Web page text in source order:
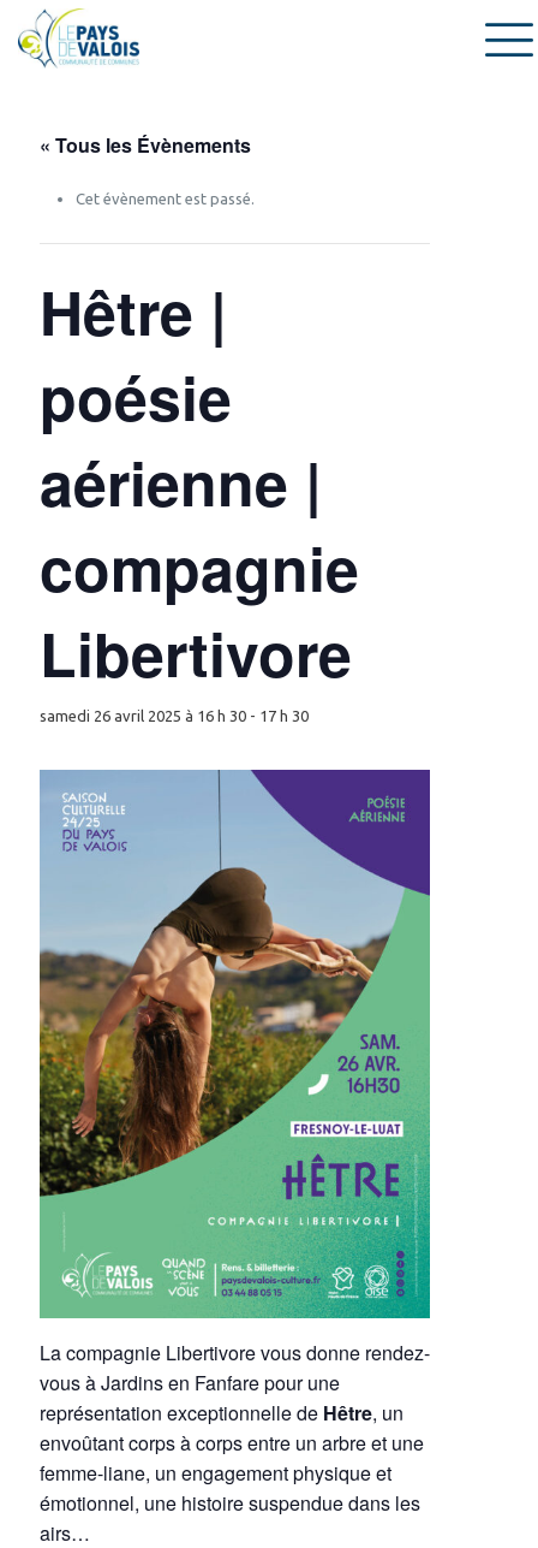
« Tous les Évènements
Cet évènement est passé.
Hêtre |
poésie
aérienne |
compagnie
Libertivore
samedi 26 avril 2025 à 16 h 30 - 17 h 30
La compagnie Libertivore vous donne rendez-
vous à Jardins en Fanfare pour une
représentation exceptionnelle de Hêtre, un
envoûtant corps à corps entre un arbre et une
femme-liane, un engagement physique et
émotionnel, une histoire suspendue dans les
airs…